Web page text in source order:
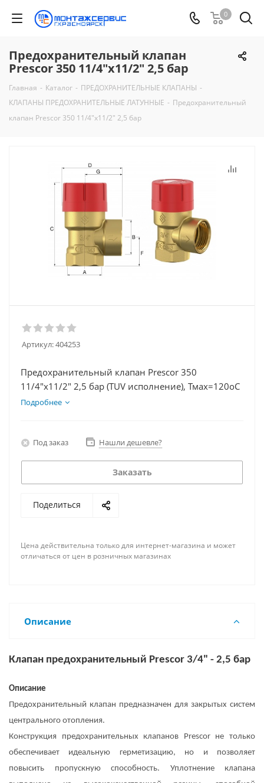
0
Предохранительный клапан
Prescor 350 11/4"х11/2" 2,5 бар
Главная - Каталог - ПРЕДОХРАНИТЕЛЬНЫЕ КЛАПАНЫ -
КЛАПАНЫ ПРЕДОХРАНИТЕЛЬНЫЕ ЛАТУННЫЕ - Предохранительный
клапан Prescor 350 11/4"х11/2" 2,5 бар
Артикул:404253
Предохранительный клапан Prescor 350
11/4"х11/2" 2,5 бар (TUV исполнение), Тмах=120оС
Подробнее
Под заказ Нашли дешевле?
Заказать
Поделиться
Цена действительна только для интернет-магазина и может
отличаться от цен в розничных магазинах
Описание
Клапан предохранительный Prescor 3/4" - 2,5 бар
Описание
Предохранительный клапан предназначен для закрытых систем
центрального отопления.
Конструкция предохранительных клапанов Prescor не только
обеспечивает идеальную герметизацию, но и позволяет
повысить пропускную способность. Уплотнение клапана